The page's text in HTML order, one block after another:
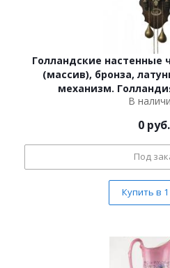
Голландские настенные
(массив), бронза,
механизм.
В
0 руб.
Под
Купить в 1